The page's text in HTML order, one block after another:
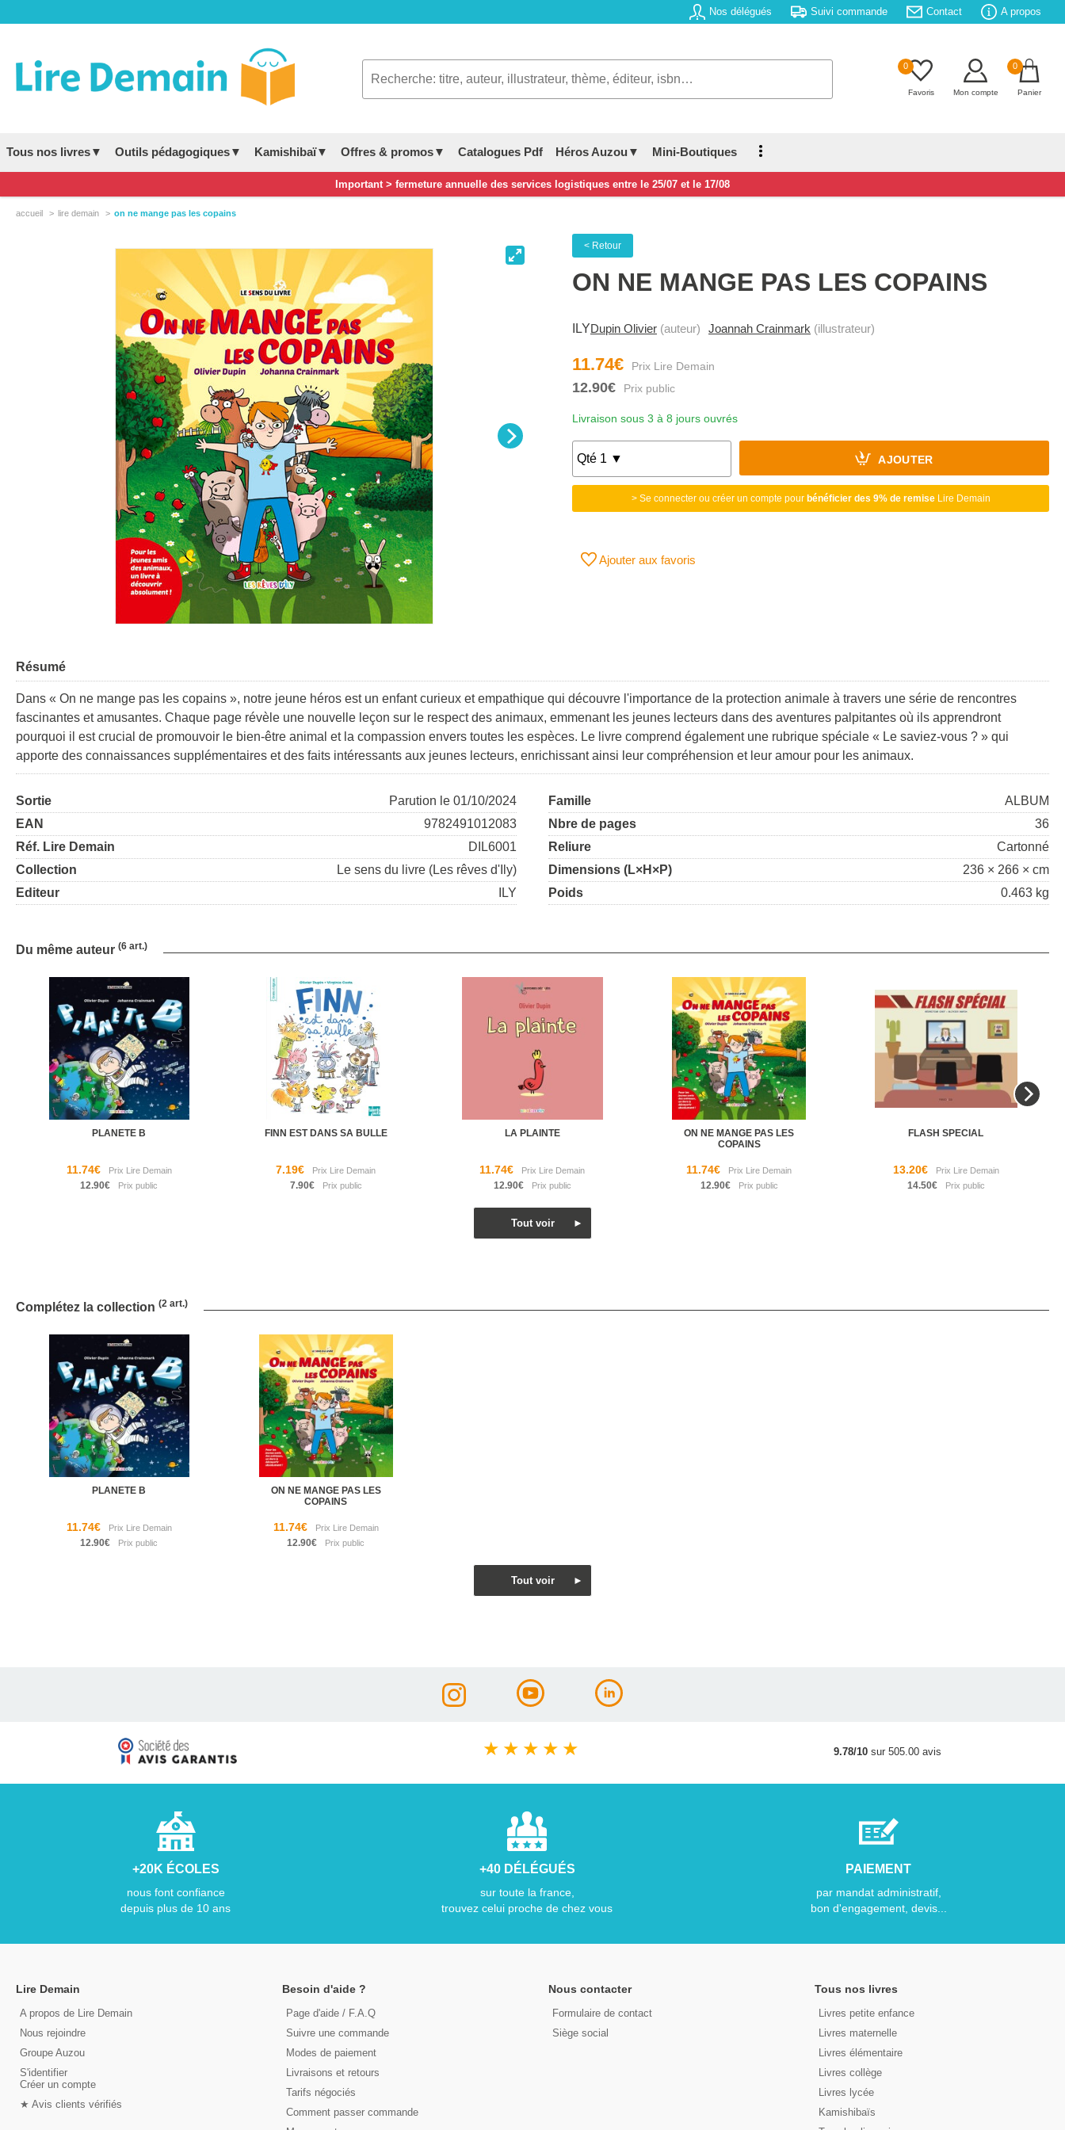
Nos délégués Suivi commande Contact A propos
0
Favoris Mon compte
0
Panier
Tous nos livres▼ Outils pédagogiques▼ Kamishibaï▼ Offres & promos▼ Catalogues Pdf Héros Auzou▼ Mini-Boutiques
Important > fermeture annuelle des services logistiques entre le 25/07 et le 17/08
accueil lire demain on ne mange pas les copains
< Retour
ON NE MANGE PAS LES COPAINS
ILYDupin Olivier (auteur) Joannah Crainmark (illustrateur)
11.74€
12.90€
Livraison sous 3 à 8 jours ouvrés
AJOUTER
> Se connecter ou créer un compte pour bénéficier des 9% de remiseLire Demain
Ajouter aux favoris
Résumé
Dans « On ne mange pas les copains », notre jeune héros est un enfant curieux et empathique qui découvre l'importance de la protection animale à travers une série de rencontres
fascinantes et amusantes. Chaque page révèle une nouvelle leçon sur le respect des animaux, emmenant les jeunes lecteurs dans des aventures palpitantes où ils apprendront
pourquoi il est crucial de promouvoir le bien-être animal et la compassion envers toutes les espèces. Le livre comprend également une rubrique spéciale « Le saviez-vous ? » qui
apporte des connaissances supplémentaires et des faits intéressants aux jeunes lecteurs, enrichissant ainsi leur compréhension et leur amour pour les animaux.
Sortie
Parution le 01/10/2024
EAN
9782491012083
Réf. Lire Demain
DIL6001
Collection
Le sens du livre (Les rêves d'Ily)
Editeur
ILY
Famille
ALBUM
Nbre de pages
36
Reliure
Cartonné
Dimensions (L×H×P)
236 × 266 × cm
Poids
0.463 kg
Du même auteur (6 art.)
PLANETE B
11.74€
12.90€
FINN EST DANS SA BULLE
7.19€
7.90€
LA PLAINTE
11.74€
12.90€
ON NE MANGE PAS LES
COPAINS
11.74€
12.90€
FLASH SPECIAL
13.20€
14.50€
Complétez la collection (2 art.)
PLANETE B
11.74€
12.90€
ON NE MANGE PAS LES
COPAINS
11.74€
12.90€
★ ★ ★ ★ ★ 9.78/10sur 505.00 avis
+20K ÉCOLES
nous font confiance
depuis plus de 10 ans
+40 DÉLÉGUÉS
sur toute la france,
trouvez celui proche de chez vous
PAIEMENT
par mandat administratif,
bon d'engagement, devis...
Lire Demain
A propos de Lire Demain
Nous rejoindre
Groupe Auzou
S'identifier
Créer un compte
★ Avis clients vérifiés
Besoin d'aide ?
Page d'aide / F.A.Q
Suivre une commande
Modes de paiement
Livraisons et retours
Tarifs négociés
Comment passer commande
Nous contacter
Formulaire de contact
Siège social
Tous nos livres
Livres petite enfance
Livres maternelle
Livres élémentaire
Livres collège
Livres lycée
Kamishibaïs